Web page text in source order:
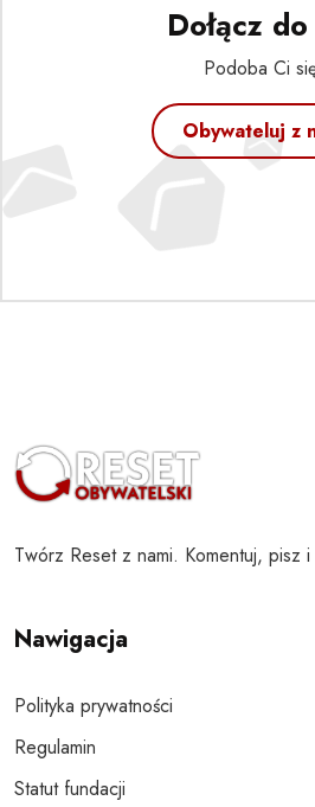
Dołącz
Podoba Ci
Obywateluj z
Twórz Reset z nami. Komentuj, pisz
Nawigacja
Polityka prywatności
Regulamin
Statut fundacji